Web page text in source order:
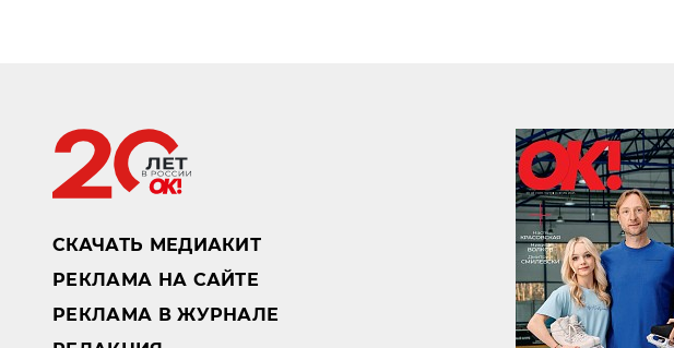
СКАЧАТЬ МЕДИАКИТ
РЕКЛАМА НА САЙТЕ
РЕКЛАМА В ЖУРНАЛЕ